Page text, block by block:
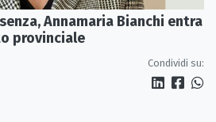
Annamaria Bianchi entra
provinciale
Condividi su: